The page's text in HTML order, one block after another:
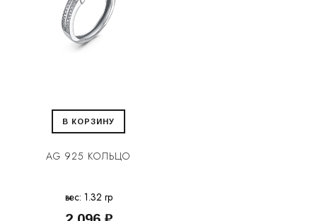
В КОРЗИНУ
AG 925 КОЛЬЦО
вес: 1.32 гр